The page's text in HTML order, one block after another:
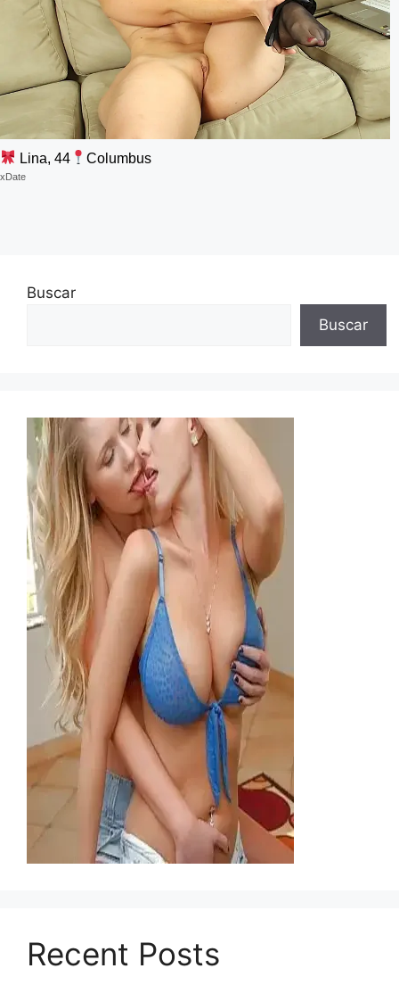
Lina, 44 Columbus
xDate
Buscar
Buscar
Recent Posts